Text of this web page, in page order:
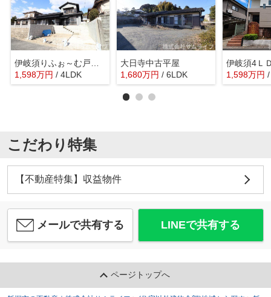
伊岐須りふぉ～む戸建て
1,598万円 / 4LDK
大日寺中古平屋
1,680万円 / 6LDK
伊岐須4Ｌ
1,598万円
こだわり特集
【不動産特集】収益物件
メールで共有する LINEで共有する
ページトップへ